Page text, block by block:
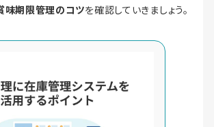
味期限管理のコツを確認していきましょう。